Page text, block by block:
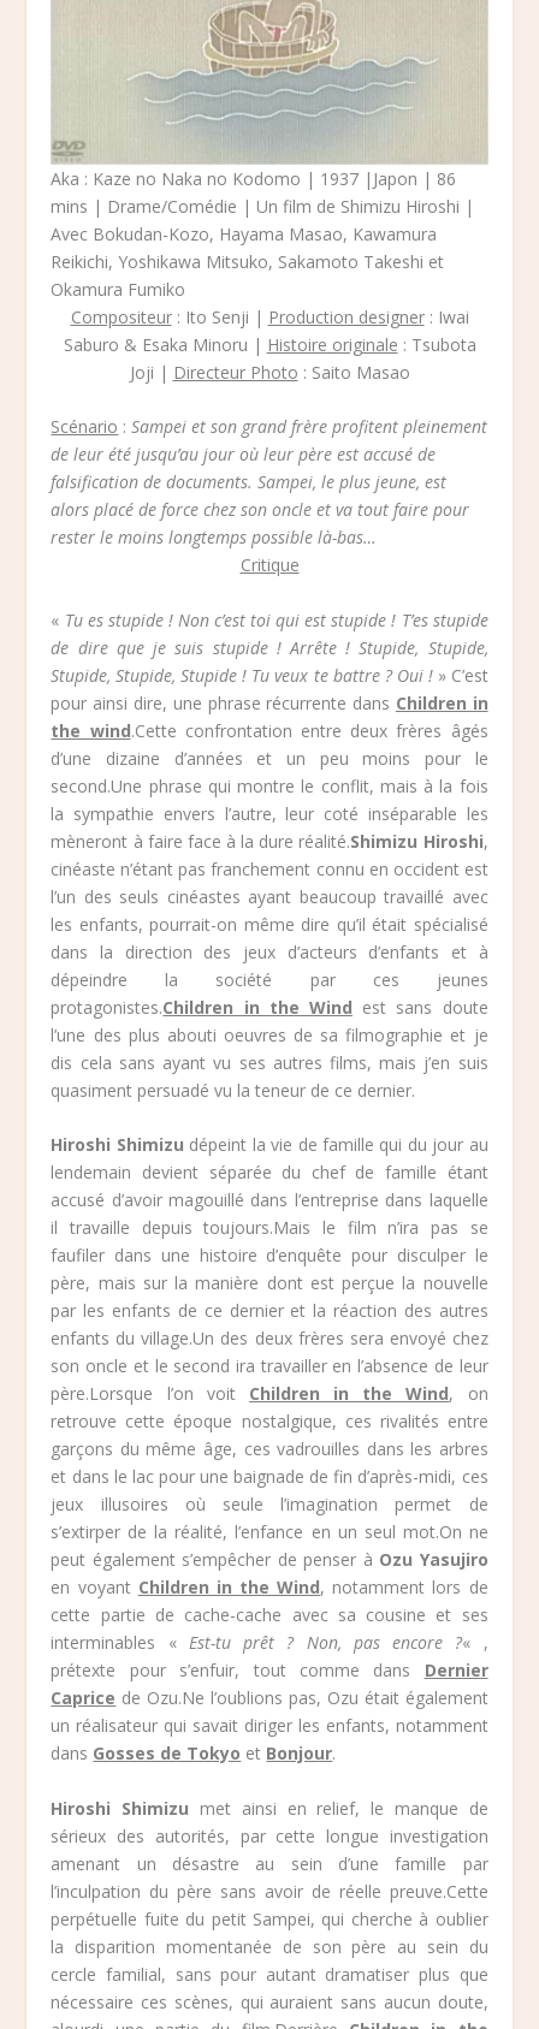
Aka : Kaze no Naka no Kodomo | 1937 |Japon | 86
mins | Drame/Comédie | Un film de Shimizu Hiroshi |
Avec Bokudan-Kozo, Hayama Masao, Kawamura
Reikichi, Yoshikawa Mitsuko, Sakamoto Takeshi et
Okamura Fumiko
Compositeur: Ito Senji | Production designer: Iwai
Saburo & Esaka Minoru | Histoire originale : Tsubota
Joji | Directeur Photo : Saito Masao
Scénario :Sampei et son grand frère profitent pleinement
de leur été jusqu’au jour où leur père est accusé de
falsification de documents. Sampei, le plus jeune, est
alors placé de force chez son oncle et va tout faire pour
rester le moins longtemps possible là-bas…
Critique
« Tu es stupide ! Non c’est toi qui est stupide ! T’es stupide
de dire que je suis stupide ! Arrête ! Stupide, Stupide,
Stupide, Stupide, Stupide ! Tu veux te battre ? Oui !» C’est
pour ainsi dire, une phrase récurrente dans Children in
the wind.Cette confrontation entre deux frères âgés
d’une dizaine d’années et un peu moins pour le
second.Une phrase qui montre le conflit, mais à la fois
la sympathie envers l’autre, leur coté inséparable les
mèneront à faire face à la dure réalité.Shimizu Hiroshi,
cinéaste n’étant pas franchement connu en occident est
l’un des seuls cinéastes ayant beaucoup travaillé avec
les enfants, pourrait-on même dire qu’il était spécialisé
dans la direction des jeux d’acteurs d’enfants et à
dépeindre la société par ces jeunes
protagonistes.Children in the Wind est sans doute
l’une des plus abouti oeuvres de sa filmographie et je
dis cela sans ayant vu ses autres films, mais j’en suis
quasiment persuadé vu la teneur de ce dernier.
Hiroshi Shimizu dépeint la vie de famille qui du jour au
lendemain devient séparée du chef de famille étant
accusé d’avoir magouillé dans l’entreprise dans laquelle
il travaille depuis toujours.Mais le film n’ira pas se
faufiler dans une histoire d’enquête pour disculper le
père, mais sur la manière dont est perçue la nouvelle
par les enfants de ce dernier et la réaction des autres
enfants du village.Un des deux frères sera envoyé chez
son oncle et le second ira travailler en l’absence de leur
père.Lorsque l’on voit Children in the Wind, on
retrouve cette époque nostalgique, ces rivalités entre
garçons du même âge, ces vadrouilles dans les arbres
et dans le lac pour une baignade de fin d’après-midi, ces
jeux illusoires où seule l’imagination permet de
s’extirper de la réalité, l’enfance en un seul mot.On ne
peut également s’empêcher de penser à Ozu Yasujiro
en voyant Children in the Wind, notamment lors de
cette partie de cache-cache avec sa cousine et ses
interminables « Est-tu prêt ? Non, pas encore ?« ,
prétexte pour s’enfuir, tout comme dans Dernier
Caprice de Ozu.Ne l’oublions pas, Ozu était également
un réalisateur qui savait diriger les enfants, notamment
dans Gosses de Tokyo et Bonjour.
Hiroshi Shimizu met ainsi en relief, le manque de
sérieux des autorités, par cette longue investigation
amenant un désastre au sein d’une famille par
l’inculpation du père sans avoir de réelle preuve.Cette
perpétuelle fuite du petit Sampei, qui cherche à oublier
la disparition momentanée de son père au sein du
cercle familial, sans pour autant dramatiser plus que
nécessaire ces scènes, qui auraient sans aucun doute,